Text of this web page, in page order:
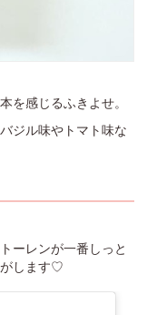
を感じるふきよせ。
ジル味やトマト味な
ーレンが一番しっと
がします♡